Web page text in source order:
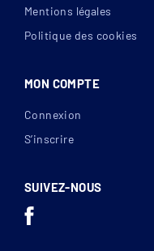
Mentions légales
Politique des cookies
MON COMPTE
Connexion
S’inscrire
SUIVEZ-NOUS